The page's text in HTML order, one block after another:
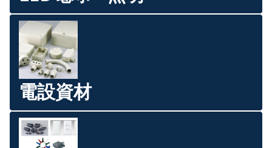
電設資材